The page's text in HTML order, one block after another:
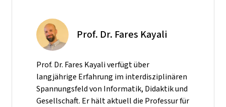
Prof. Dr. Fares Kayali
Prof. Dr. Fares Kayali verfügt über
langjährige Erfahrung im interdisziplinären
Spannungsfeld von Informatik, Didaktik und
Gesellschaft. Er hält aktuell die Professur für